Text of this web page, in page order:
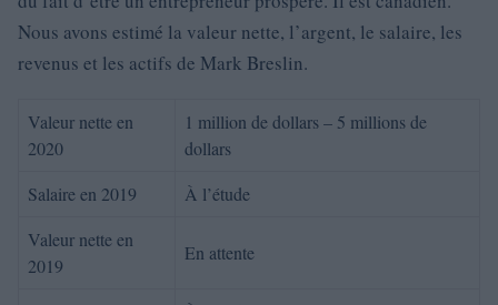
Nous avons estimé la valeur nette, l’argent, le salaire, les
revenus et les actifs de Mark Breslin.
Valeur nette en
2020
1 million de dollars – 5 millions de
dollars
Salaire en 2019
À l’étude
Valeur nette en
2019
En attente